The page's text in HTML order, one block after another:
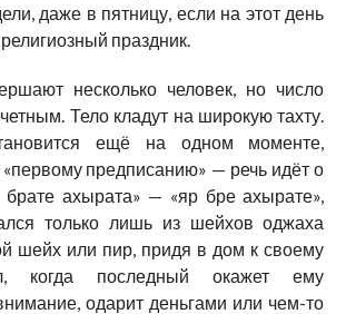
даже в пятницу, если на этот день
праздник.
несколько человек, но число
Тело кладут на широкую тахту.
ещё на одном моменте,
предписанию» — речь идёт о
брате ахырата» — «яр бре ахырате»,
только лишь из шейхов оджаха
шейх или пир, придя в дом к своему
когда последный окажет ему
одарит деньгами или чем-то